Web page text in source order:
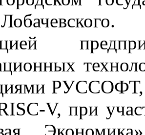
V, при